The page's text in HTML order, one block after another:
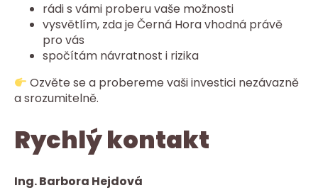
rádi s vámi proberu vaše možnosti
vysvětlím, zda je Černá Hora vhodná právě
pro vás
spočítám návratnost i rizika
Ozvěte se a probereme vaši investici nezávazně
a srozumitelně.
Rychlý kontakt
Ing. Barbora Hejdová